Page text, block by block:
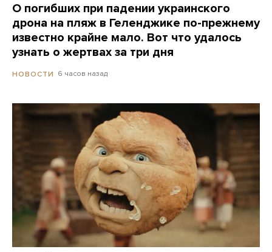
О погибших при падении украинского
дрона на пляж в Геленджике по-прежнему
известно крайне мало. Вот что удалось
узнать о жертвах за три дня
НОВОСТИ 6 часов назад